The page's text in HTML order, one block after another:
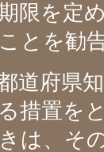
限を定
とを勧
道府県
措置を
は、そ